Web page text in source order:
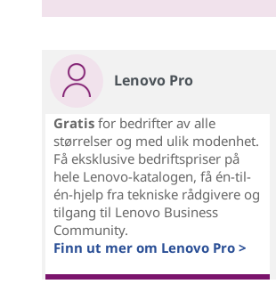
Lenovo Pro
Gratis for bedrifter av alle
størrelser og med ulik modenhet.
Få eksklusive bedriftspriser på
hele Lenovo-katalogen, få én-til-
én-hjelp fra tekniske rådgivere og
tilgang til Lenovo Business
Community.
Finn ut mer om Lenovo Pro >